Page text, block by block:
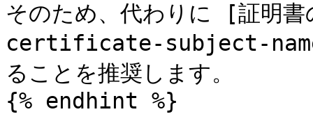
そのため、代わりに [証明
certificate-subject-name)
ることを推奨します。
{% endhint %}